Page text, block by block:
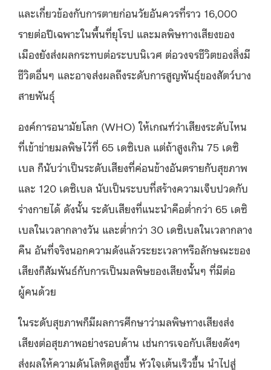
และเกี่ยวข้องกับการตายก่อนวัยอันควรที่ราว 16,000
รายต่อปีเฉพาะในพื้นที่ยุโรป และมลพิษทางเสียงของ
เมืองยังส่งผลกระทบต่อระบบนิเวศ ต่อวงจรชีวิตของสิ่งมี
ชีวิตอื่นๆ และอาจส่งผลถึงระดับการสูญพันธุ์ของสัตว์บาง
สายพันธุ์
องค์การอนามัยโลก (WHO) ให้เกณฑ์ว่าเสียงระดับไหน
ที่เข้าข่ายมลพิษไว้ที่ 65 เดซิเบล แต่ถ้าสูงเกิน 75 เดซิ
เบล ก็นับว่าเป็นระดับเสียงที่ค่อนข้างอันตรายกับสุขภาพ
และ 120 เดซิเบล นับเป็นระบบที่สร้างความเจ็บปวดกับ
ร่างกายได้ ดังนั้น ระดับเสียงที่แนะนำคือต่ำกว่า 65 เดซิ
เบลในเวลากลางวัน และต่ำกว่า 30 เดซิเบลในเวลากลาง
คืน อันที่จริงนอกความดังแล้วระยะเวลาหรือลักษณะของ
เสียงก็สัมพันธ์กับการเป็นมลพิษของเสียงนั้นๆ ที่มีต่อ
ผู้คนด้วย
ในระดับสุขภาพก็มีผลการศึกษาว่ามลพิษทางเสียงส่ง
เสียงต่อสุขภาพอย่างรอบด้าน เช่นการเจอกับเสียงดังๆ
ส่งผลให้ความดันโลหิตสูงขึ้น หัวใจเต้นเร็วขึ้น นำไปสู่